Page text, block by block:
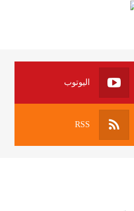
النفاذ إلى المعلومة
اليوتوب
RSS